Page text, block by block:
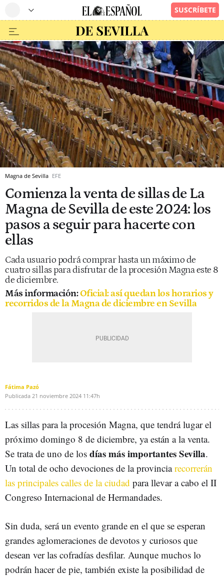
Magna de Sevilla EFE
Comienza la venta de sillas de La
Magna de Sevilla de este 2024: los
pasos a seguir para hacerte con
ellas
Cada usuario podrá comprar hasta un máximo de
cuatro sillas para disfrutar de la procesión Magna este 8
de diciembre.
Más información:Oficial: así quedan los horarios y
recorridos de la Magna de diciembre en Sevilla
Fátima Pazó
Publicada 21 noviembre 2024 11:47h
Las sillas para la procesión Magna, que tendrá lugar el
próximo domingo 8 de diciembre, ya están a la venta.
Se trata de uno de los días más importantes Sevilla.
Un total de ocho devociones de la provinciarecorrerán
las principales calles de la ciudad para llevar a cabo el II
Congreso Internacional de Hermandades.
Sin duda, será un evento grande en el que se esperan
grandes aglomeraciones de devotos y curiosos que
desean ver las cofradías desfilar. Aunque muchos lo
podrán hacer de pie, también existe la posibilidad de